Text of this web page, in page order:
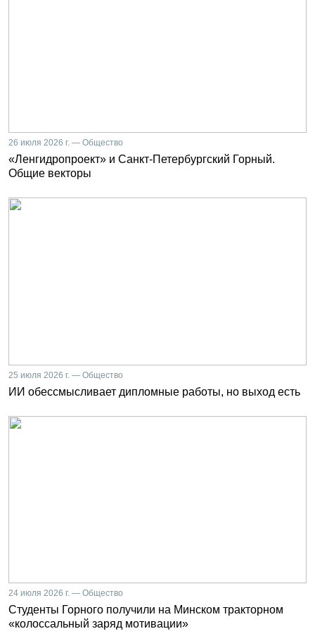
26 июля 2026 г. — Общество
«Ленгидропроект» и Санкт-Петербургский Горный.
Общие векторы
25 июля 2026 г. — Общество
ИИ обессмысливает дипломные работы, но выход есть
24 июля 2026 г. — Общество
Студенты Горного получили на Минском тракторном
«колоссальный заряд мотивации»